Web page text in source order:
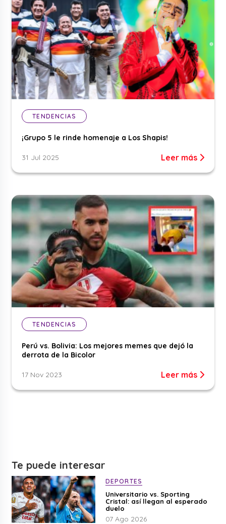
TENDENCIAS
¡Grupo 5 le rinde homenaje a Los Shapis!
31 Jul 2025 Leer más
TENDENCIAS
Perú vs. Bolivia: Los mejores memes que dejó la
derrota de la Bicolor
17 Nov 2023 Leer más
Te puede interesar
DEPORTES
Universitario vs. Sporting
Cristal: así llegan al esperado
duelo
07 Ago 2026